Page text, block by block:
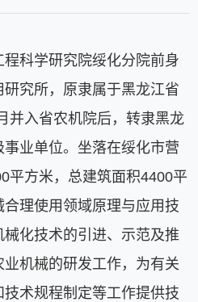
科学研究院绥化分院前身
究所，原隶属于黑龙江省
并入省农机院后，转隶黑龙
业单位。坐落在绥化市营
平方米，总建筑面积4400平
理使用领域原理与应用技
化技术的引进、示范及推
机械的研发工作，为有关
术规程制定等工作提供技